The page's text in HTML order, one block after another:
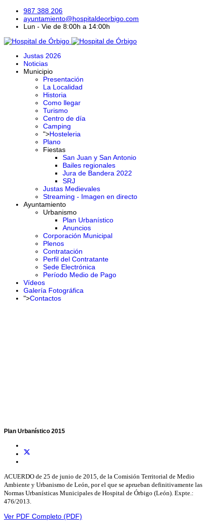
987 388 206
ayuntamiento@hospitaldeorbigo.com
Lun - Vie de 8:00h a 14:00h
Justas 2026
Noticias
Municipio
Presentación
La Localidad
Historia
Como llegar
Turismo
Centro de día
Camping
">Hosteleria
Plano
Fiestas
San Juan y San Antonio
Bailes regionales
Jura de Bandera 2022
SRJ
Justas Medievales
Streaming - Imagen en directo
Ayuntamiento
Urbanismo
Plan Urbanístico
Anuncios
Corporación Municipal
Plenos
Contratación
Perfil del Contratante
Sede Electrónica
Período Medio de Pago
Vídeos
Galería Fotográfica
">Contactos
Plan Urbanístico 2015
ACUERDO de 25 de junio de 2015, de la Comisión Territorial de Medio
Ambiente y Urbanismo de León, por el que se aprueban definitivamente las
Normas Urbanísticas Municipales de Hospital de Órbigo (León). Expte.:
476/2013.
Ver PDF Completo (PDF)